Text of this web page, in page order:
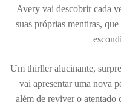
Avery vai descobrir cada
suas próprias mentiras,
Um thirller alucinante,
vai apresentar uma nova
além de reviver o atentado